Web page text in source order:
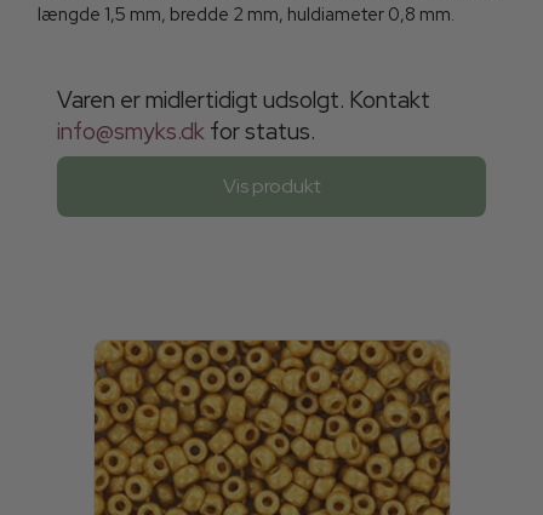
længde 1,5 mm, bredde 2 mm, huldiameter 0,8 mm.
Varen er midlertidigt udsolgt. Kontakt
info@smyks.dk for status.
Vis produkt